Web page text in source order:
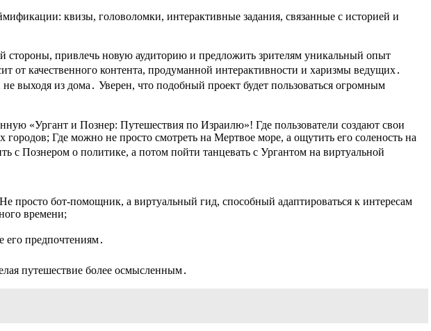
квизы, головоломки, интерактивные задания, связанные с историей и
привлечь новую аудиторию и предложить зрителям уникальный опыт
от качественного контента, продуманной интерактивности и харизмы ведущих․
выходя из дома․ Уверен, что подобный проект будет пользоваться огромным
«Ургант и Познер: Путешествия по Израилю»! Где пользователи создают свои
Где можно не просто смотреть на Мертвое море, а ощутить его соленость на
Познером о политике, а потом пойти танцевать с Ургантом на виртуальной
просто бот-помощник, а виртуальный гид, способный адаптироваться к интересам
времени;
предпочтениям․
путешествие более осмысленным․